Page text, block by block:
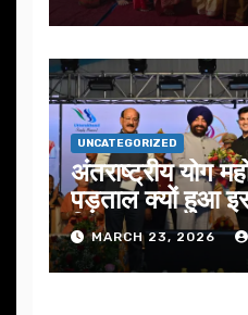
UNCATEGORIZED
अंतराष्ट्रीय योग
पड़ताल क्यों हुआ
निखार
MARCH 23, 2026